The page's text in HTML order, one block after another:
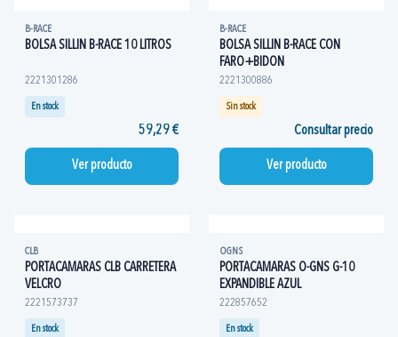
B-RACE
BOLSA SILLIN B-RACE 10 LITROS
2221301286
En stock
59,29 €
Ver producto
B-RACE
BOLSA SILLIN B-RACE CON
FARO+BIDON
2221300886
Sin stock
Consultar precio
Ver producto
CLB
PORTACAMARAS CLB CARRETERA
VELCRO
2221573737
En stock
OGNS
PORTACAMARAS O-GNS G-10
EXPANDIBLE AZUL
222857652
En stock